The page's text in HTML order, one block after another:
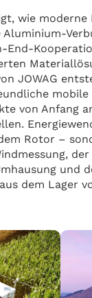
wie moderne
Aluminium-
End-
JOWAG
mobile
von Anfang
Rotor –
und
dem Lager